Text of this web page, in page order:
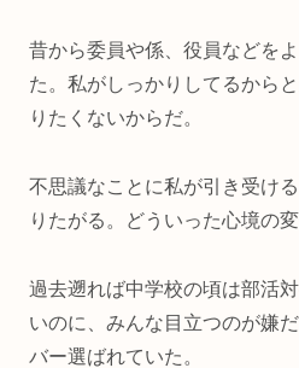
昔から委員や係、役員などを
た。私がしっかりしてるから
りたくないからだ。
不思議なことに私が引き受け
りたがる。どういった心境の
過去遡れば中学校の頃は部活
いのに、みんな目立つのが嫌
バー選ばれていた。